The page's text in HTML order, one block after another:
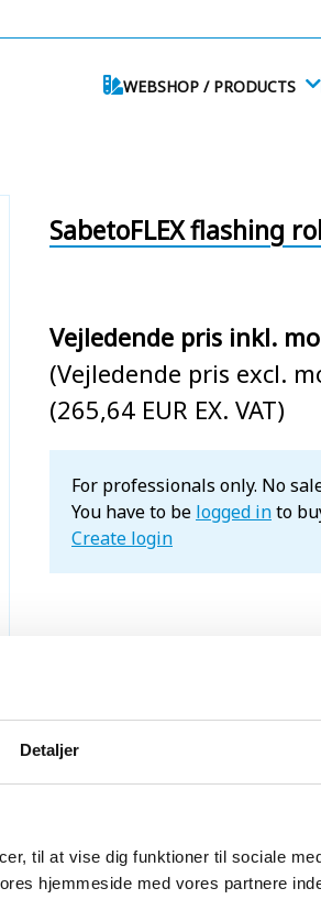
Detaljer
til at vise dig funktioner til sociale
hjemmeside med vores partnere
SabetoFLEX flashing
Vejledende pris inkl.
(Vejledende pris excl.
(265,64 EUR EX. VAT)
For professionals only. No
You have to be logged into
Create login
WEBSHOP / PRODUCTS